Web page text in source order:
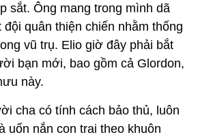
sắt. Ông mang trong mình dã
quân thiện chiến nhằm thống
vũ trụ. Elio giờ đây phải bắt
bạn mới, bao gồm cả Glordon,
này.
cha có tính cách bảo thủ, luôn
uốn nắn con trai theo khuôn